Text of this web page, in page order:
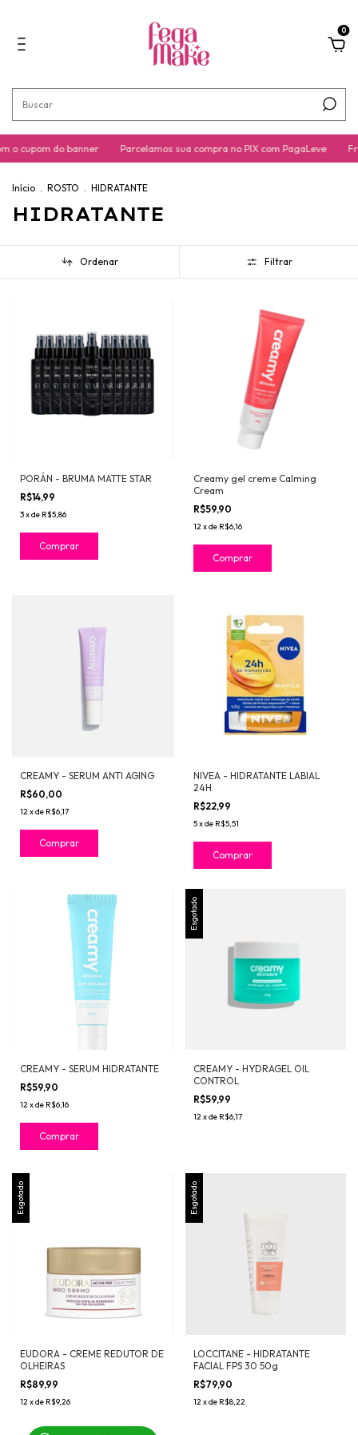
0
o cupom do banner Parcelamos sua compra no PIX com PagaLeve
Início . ROSTO . HIDRATANTE
HIDRATANTE
Ordenar Filtrar
PORÁN - BRUMA MATTE STAR
R$14,99
3xde R$5,86
Creamy gel creme Calming
Cream
R$59,90
12xde R$6,16
CREAMY - SERUM ANTI AGING
R$60,00
12xde R$6,17
NIVEA - HIDRATANTE LABIAL
24H
R$22,99
5xde R$5,51
Comprar
CREAMY - SERUM HIDRATANTE
R$59,90
12xde R$6,16
Esgotado
CREAMY - HYDRAGEL OIL
CONTROL
R$59,99
12xde R$6,17
Esgotado
EUDORA - CREME REDUTOR DE
OLHEIRAS
R$89,99
12xde R$9,26
Esgotado
LOCCITANE - HIDRATANTE
FACIAL FPS 30 50g
R$79,90
12xde R$8,22